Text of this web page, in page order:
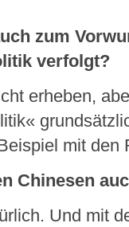
zum
verfolgt?
erheben,
mit den
Chinesen
Und mit